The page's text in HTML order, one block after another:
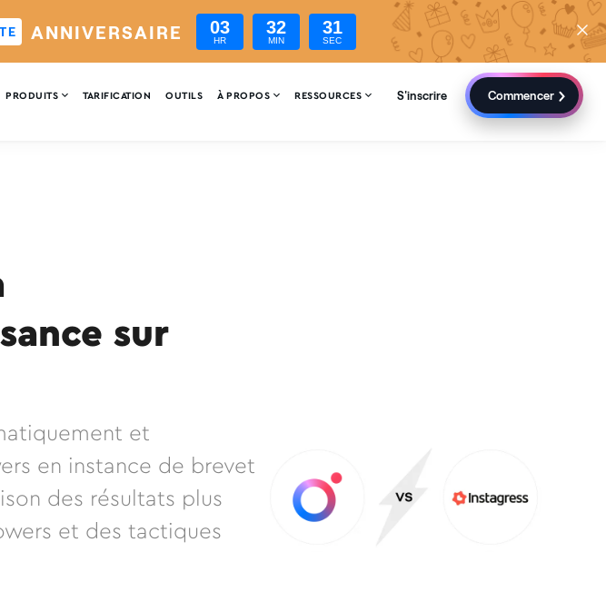
ANNIVERSAIRE 03
HR
32
MIN
30
SEC
PRODUITS  TARIFICATION OUTILS À PROPOS  RESSOURCES  S'inscrire Commencer
sur
et
en instance de brevet
des résultats plus
et des tactiques